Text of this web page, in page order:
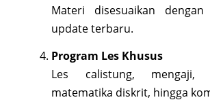
Materi disesuaikan
update terbaru.
Program Les Khusus
Les calistung, mengaji,
matematika diskrit, hingga